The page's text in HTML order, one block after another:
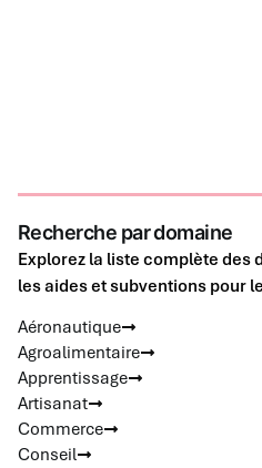
Recherche par domaine
Explorez la liste complète des
les aides et subventions pour
Aéronautique
Agroalimentaire
Apprentissage
Artisanat
Commerce
Conseil